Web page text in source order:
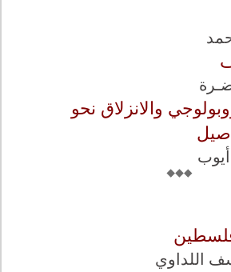
والانزلاق نحو
اللداوي